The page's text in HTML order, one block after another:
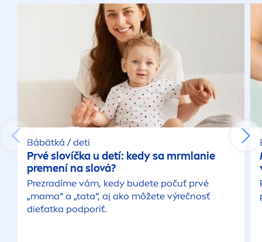
Bábätká / deti
Prvé slovíčka u detí: kedy sa mrmlanie
premení na slová?
Prezradíme vám, kedy budete počuť prvé
„mama“ a „tata“, aj ako môžete výrečnosť
dieťatka podporiť.